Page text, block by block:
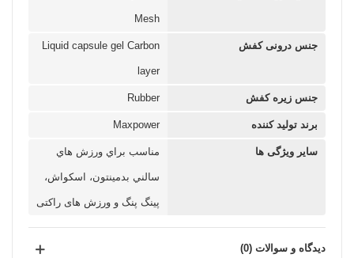
Mesh
جنس درونی کفش Liquid capsule gel Carbon
layer
جنس زیره کفش Rubber
برند تولید کننده Maxpower
سایر ویژگی ها مناسب براي ورزش هاي
سالني بدمينتون، اسکواش،
پينگ پنگ و ورزش های راکتی
دیدگاه و سوالات (0)